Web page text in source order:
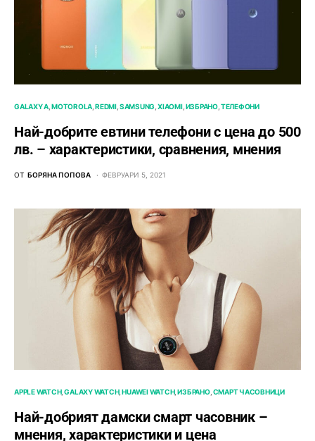
GALAXY A MOTOROLA REDMI SAMSUNG XIAOMI ИЗБРАНО ТЕЛЕФОНИ
Най-добрите евтини телефони с ценa до 500
лв. – характeристики, сравнения, мнения
ОТ БОРЯНА ПОПОВА ФЕВРУАРИ 5, 2021
APPLE WATCH GALAXY WATCH HUAWEI WATCH ИЗБРАНО СМАРТ ЧАСОВНИЦИ
Най-добрият дамски смарт часовник –
мнения, характеристики и цена